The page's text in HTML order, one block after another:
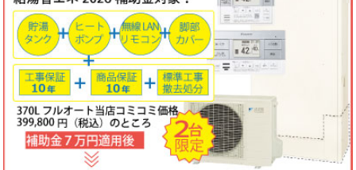
2026年06月02日
目玉商品
【1台限定特価！】三菱ルームエアコン霧ヶ峰GVシリーズ10畳用
MSZ-GV2823-W・標準工事費（冷媒配管4ｍまで込）コミコミ価格
99,800円！完売しました
2026年05月22日
お知らせ
ノーリツ・リンナイ・パロマ製品の値上げに伴う価格改定について
2026年05月18日
目玉商品
ノーリツビルトインコンロ「N3WV6M」工事費コミコミ特価！今
なら「ロティプレートS」プレゼント！3台限定コミコミ価格